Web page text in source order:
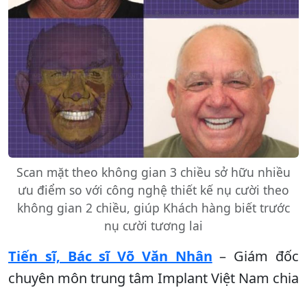
Scan mặt theo không gian 3 chiều sở hữu nhiều
ưu điểm so với công nghệ thiết kế nụ cười theo
không gian 2 chiều, giúp Khách hàng biết trước
nụ cười tương lai
Tiến sĩ, Bác sĩ Võ Văn Nhân – Giám đốc
chuyên môn trung tâm Implant Việt Nam chia